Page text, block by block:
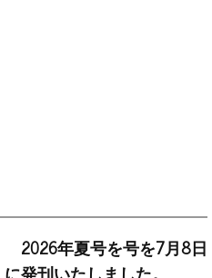
2026年夏号を号を7月8日